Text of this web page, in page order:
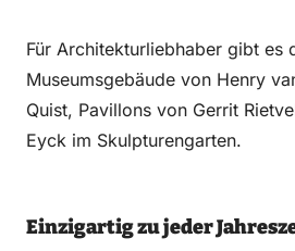
Für Architekturliebhaber gibt es
Museumsgebäude von Henry
Quist, Pavillons von Gerrit
Eyck im Skulpturengarten.
Einzigartig zu jeder